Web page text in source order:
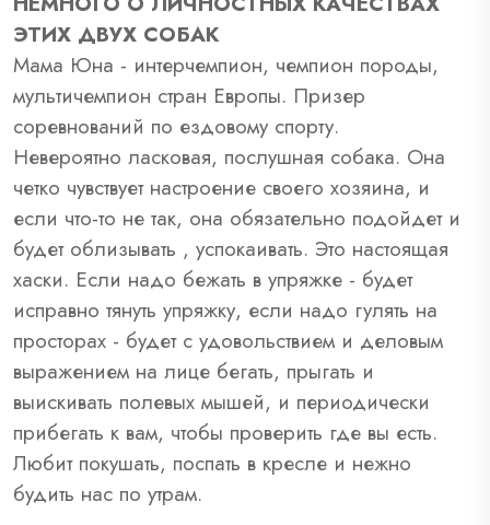
ЭТИХ ДВУХ СОБАК
Мама Юна - интерчемпион, чемпион породы,
мультичемпион стран Европы. Призер
соревнований по ездовому спорту.
Невероятно ласковая, послушная собака. Она
четко чувствует настроение своего хозяина, и
если что-то не так, она обязательно подойдет и
будет облизывать , успокаивать. Это настоящая
хаски. Если надо бежать в упряжке - будет
исправно тянуть упряжку, если надо гулять на
просторах - будет с удовольствием и деловым
выражением на лице бегать, прыгать и
выискивать полевых мышей, и периодически
прибегать к вам, чтобы проверить где вы есть.
Любит покушать, поспать в кресле и нежно
будить нас по утрам.